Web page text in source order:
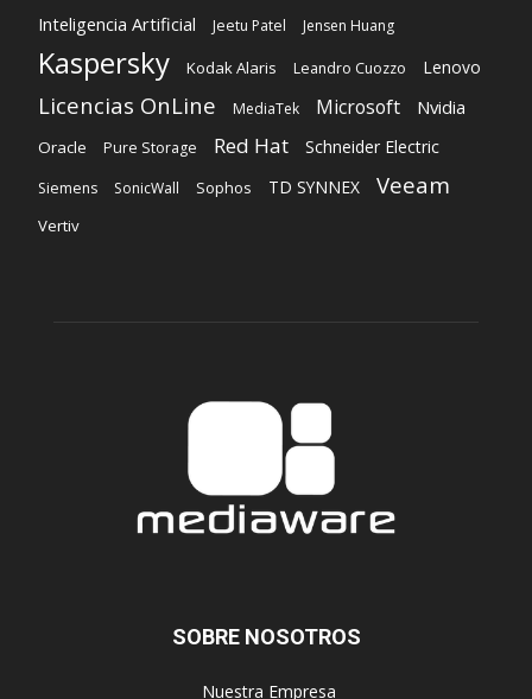
Inteligencia Artificial Jeetu Patel Jensen Huang
Kaspersky Kodak Alaris Leandro Cuozzo Lenovo
Licencias OnLine MediaTek Microsoft Nvidia
Oracle Pure Storage Red Hat Schneider Electric
Siemens SonicWall Sophos TD SYNNEX Veeam
Vertiv
SOBRE NOSOTROS
‎ Nuestra Empresa